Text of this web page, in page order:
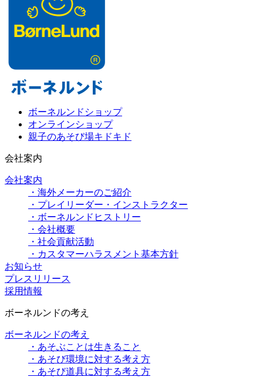
ボーネルンドショップ
オンラインショップ
親子のあそび場キドキド
会社案内
会社案内
・海外メーカーのご紹介
・プレイリーダー・インストラクター
・ボーネルンドヒストリー
・会社概要
・社会貢献活動
・カスタマーハラスメント基本方針
お知らせ
プレスリリース
採用情報
ボーネルンドの考え
ボーネルンドの考え
・あそぶことは生きること
・あそび環境に対する考え方
・あそび道具に対する考え方